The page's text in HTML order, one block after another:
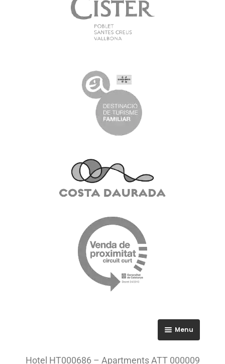
Menu
Hotel HT000686 – Apartments ATT 000009